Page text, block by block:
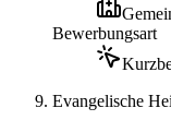
Bewerbungsart
Evangelische